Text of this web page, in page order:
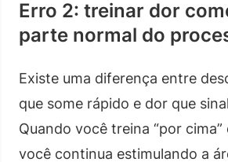
Erro 2: treinar dor
parte normal do
Existe uma diferença entre
que some rápido e dor que
Quando você treina “por
você continua estimulando a